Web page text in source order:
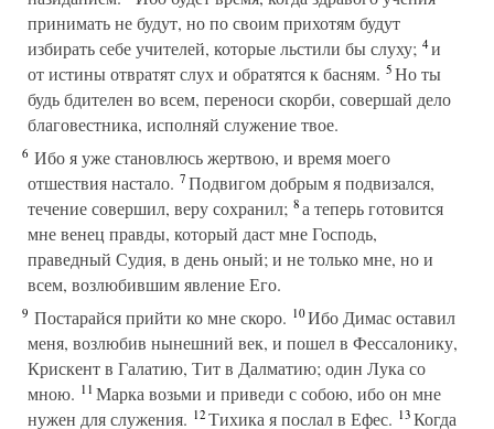
принимать не будут, но по своим прихотям будут
избирать себе учителей, которые льстили бы слуху; 4и
от истины отвратят слух и обратятся к басням. 5Но ты
будь бдителен во всем, переноси скорби, совершай дело
благовестника, исполняй служение твое.
6 Ибо я уже становлюсь жертвою, и время моего
отшествия настало. 7Подвигом добрым я подвизался,
течение совершил, веру сохранил; 8а теперь готовится
мне венец правды, который даст мне Господь,
праведный Судия, в день оный; и не только мне, но и
всем, возлюбившим явление Его.
9 Постарайся прийти ко мне скоро. 10Ибо Димас оставил
меня, возлюбив нынешний век, и пошел в Фессалонику,
Крискент в Галатию, Тит в Далматию; один Лука со
мною. 11Марка возьми и приведи с собою, ибо он мне
нужен для служения. 12Тихика я послал в Ефес. 13Когда